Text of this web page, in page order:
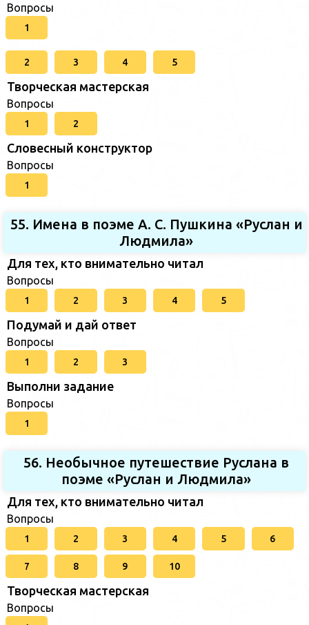
Вопросы
1
2 3 4 5
Творческая мастерская
Вопросы
1 2
Словесный конструктор
Вопросы
1
55. Имена в поэме А. С. Пушкина «Руслан и
Людмила»
Для тех, кто внимательно читал
Вопросы
1 2 3 4 5
Подумай и дай ответ
Вопросы
1 2 3
Выполни задание
Вопросы
1
56. Необычное путешествие Руслана в
поэме «Руслан и Людмила»
Для тех, кто внимательно читал
Вопросы
1 2 3 4 5 6
7 8 9 10
Творческая мастерская
Вопросы